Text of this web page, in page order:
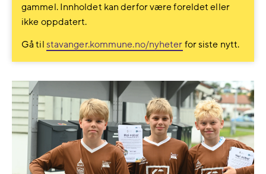
gammel. Innholdet kan derfor være foreldet eller
ikke oppdatert.
Gå til stavanger.kommune.no/nyheter for siste nytt.